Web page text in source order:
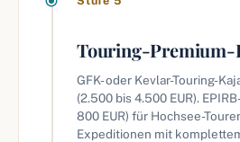
Touring-Premium-
GFK- oder Kevlar-Touring-
(2.500 bis 4.500 EUR).
800 EUR) für Hochsee-
Expeditionen mit